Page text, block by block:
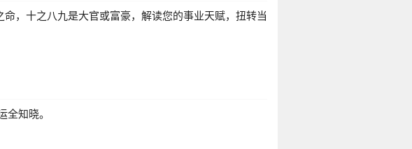
，十之八九是大官或富豪，解读您的事业天赋，扭转当
全知晓。